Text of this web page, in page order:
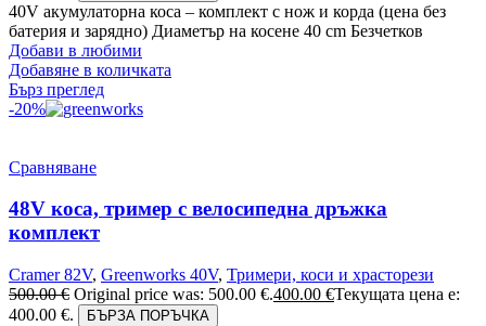
40V акумулаторна коса – комплект с нож и корда (цена без
батерия и зарядно) Диаметър на косене 40 cm Безчетков
Добави в любими
Добавяне в количката
Бърз преглед
-20%
Сравняване
48V коса, тример с велосипедна дръжка
комплект
Cramer 82V, Greenworks 40V, Тримери, коси и храсторези
500.00€ Original price was: 500.00 €.400.00 €Текущата цена е:
400.00 €.
БЪРЗА ПОРЪЧКА